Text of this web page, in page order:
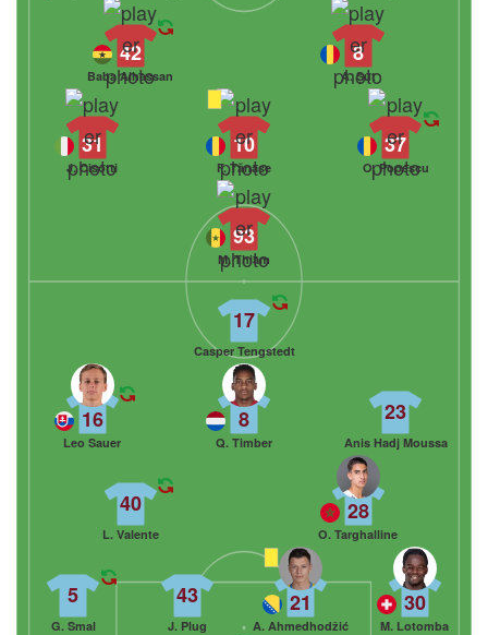
8
A. Șut
42
Baba Alhassan
37
O. Popescu
10
F. Tănase
31
J. Cisotti
93
M. Thiam
5
G. Smal
43
J. Plug
21
A. Ahmedhodžić
30
M. Lotomba
40
L. Valente
28
O. Targhalline
16
Leo Sauer
8
Q. Timber
23
Anis Hadj Moussa
17
Casper Tengstedt